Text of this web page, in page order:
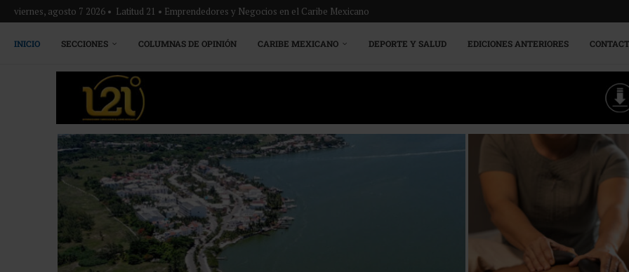
viernes, agosto 7 2026 • Latitud 21 • Emprendedores y Negocios en el Caribe Mexicano
INICIO SECCIONES COLUMNAS DE OPINIÓN CARIBE MEXICANO DEPORTE Y SALUD EDICIONES ANTERIORES